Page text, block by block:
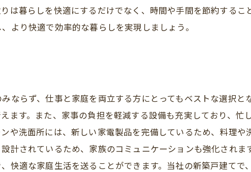
は暮らしを快適にするだけでなく、時間や手間を節約する
より快適で効率的な暮らしを実現しましょう。
ならず、仕事と家庭を両立する方にとってもベストな選択と
ます。また、家事の負担を軽減する設備も充実しており、
や洗面所には、新しい家電製品を完備しているため、料理や
計されているため、家族のコミュニケーションも強化され
快適な家庭生活を送ることができます。当社の新築戸建て